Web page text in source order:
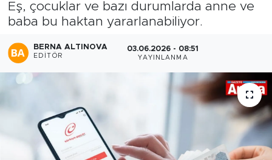
Eş, çocuklar ve bazı durumlarda anne ve
baba bu haktan yararlanabiliyor.
BERNA ALTINOVA
EDITÖR
03.06.2026 - 08:51
YAYINLANMA
Haber Arşivi